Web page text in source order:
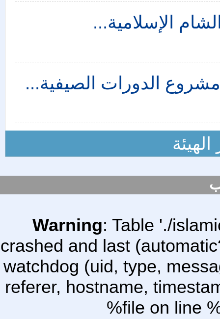
الإسلامية...
Warning: Table './
crashed and last
watchdog (uid, type,
referer, hostname,
%file on line